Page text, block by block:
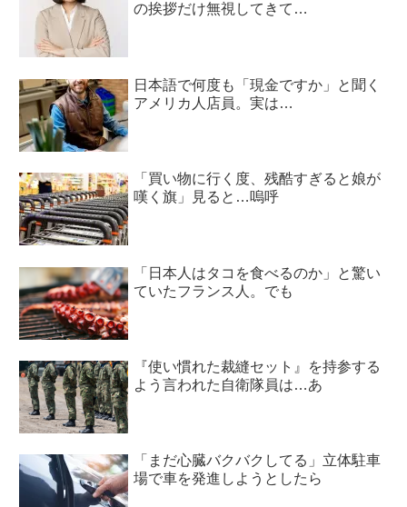
の挨拶だけ無視してきて…
日本語で何度も「現金ですか」と聞く
アメリカ人店員。実は…
「買い物に行く度、残酷すぎると娘が
嘆く旗」見ると…嗚呼
「日本人はタコを食べるのか」と驚い
ていたフランス人。でも
『使い慣れた裁縫セット』を持参する
よう言われた自衛隊員は…あ
「まだ心臓バクバクしてる」立体駐車
場で車を発進しようとしたら